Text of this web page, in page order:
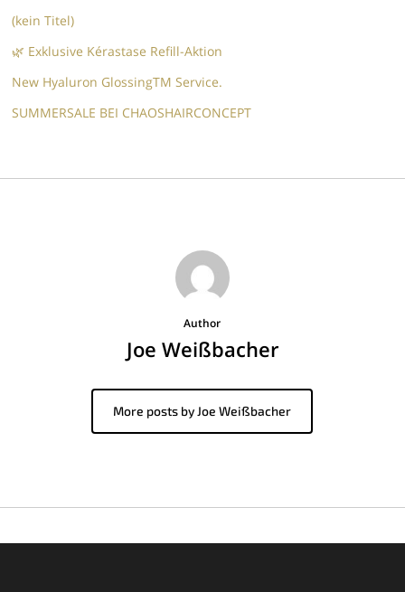
(kein Titel)
🌿 Exklusive Kérastase Refill-Aktion
New Hyaluron GlossingTM​ Service.​
SUMMERSALE BEI CHAOSHAIRCONCEPT
Author
Joe Weißbacher
More posts by Joe Weißbacher